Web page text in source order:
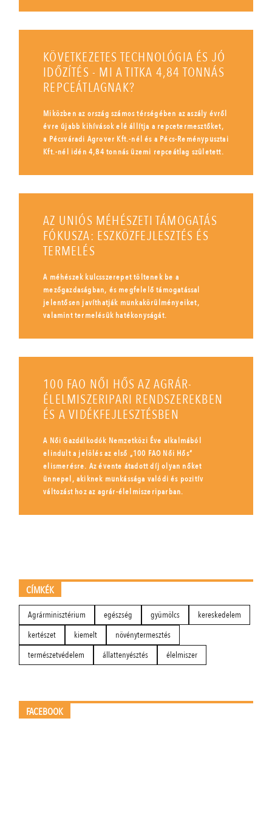
KÖVETKEZETES TECHNOLÓGIA ÉS JÓ
IDŐZÍTÉS - MI A TITKA 4,84 TONNÁS
REPCEÁTLAGNAK?
Miközben az ország számos térségében az aszály évről
évre újabb kihívások elé állítja a repcetermesztőket,
a Pécsváradi Agrover Kft.-nél és a Pécs-Reménypusztai
Kft.-nél idén 4,84 tonnás üzemi repceátlag született.
AZ UNIÓS MÉHÉSZETI TÁMOGATÁS
FÓKUSZA: ESZKÖZFEJLESZTÉS ÉS
TERMELÉS
A méhészek kulcsszerepet töltenek be a
mezőgazdaságban, és megfelelő támogatással
jelentősen javíthatják munkakörülményeiket,
valamint termelésük hatékonyságát.
100 FAO NŐI HŐS AZ AGRÁR-
ÉLELMISZERIPARI RENDSZEREKBEN
ÉS A VIDÉKFEJLESZTÉSBEN
A Női Gazdálkodók Nemzetközi Éve alkalmából
elindult a jelölés az első „100 FAO Női Hős”
elismerésre. Az évente átadott díj olyan nőket
ünnepel, akiknek munkássága valódi és pozitív
változást hoz az agrár-élelmiszeriparban.
CÍMKÉK
Agrárminisztérium egészség gyümölcs
kereskedelem
kertészet
kiemelt
növénytermesztés
természetvédelem
állattenyésztés élelmiszer
FACEBOOK